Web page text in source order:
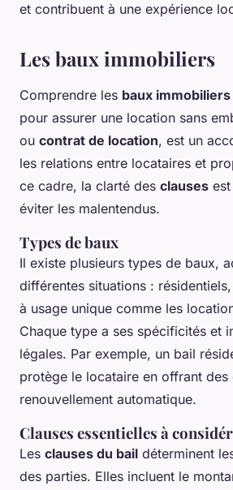
et contribuent à une expérience
Les baux immobiliers
Comprendre les baux immobiliers
pour assurer une location sans
ou contrat de location, est un
les relations entre locataires et
ce cadre, la clarté des clauses
éviter les malentendus.
Types de baux
Il existe plusieurs types de baux,
différentes situations :
à usage unique comme les
Chaque type a ses spécificités et
légales. Par exemple, un bail
protège le locataire en offrant
renouvellement automatique.
Clauses essentielles à
Les clauses du bail déterminent
des parties. Elles incluent le